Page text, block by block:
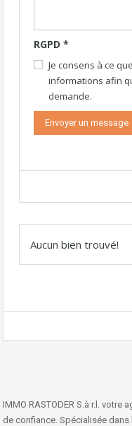
RGPD *
Je consens à ce
informations afin
demande.
Aucun bien trouvé!
IMMO RASTODER S.à r.l. votre
de confiance. Spécialisée dans